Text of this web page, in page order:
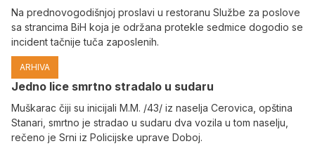
Na prednovogodišnjoj proslavi u restoranu Službe za poslove
sa strancima BiH koja je održana protekle sedmice dogodio se
incident tačnije tuča zaposlenih.
ARHIVA
Јedno lice smrtno stradalo u sudaru
Muškarac čiji su inicijali M.M. /43/ iz naselja Cerovica, opština
Stanari, smrtno je stradao u sudaru dva vozila u tom naselju,
rečeno je Srni iz Policijske uprave Doboj.